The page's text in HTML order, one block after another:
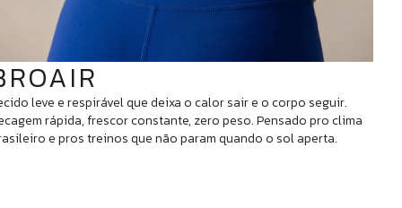
leve e respirável que deixa o calor sair e o corpo seguir.
rápida, frescor constante, zero peso. Pensado pro clima
e pros treinos que não param quando o sol aperta.